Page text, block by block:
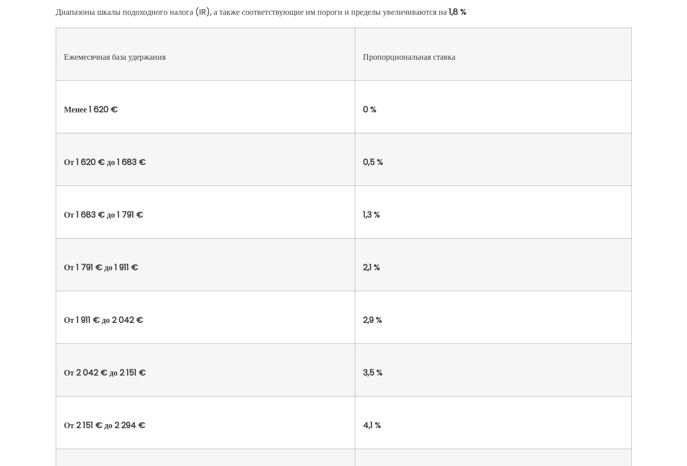
Диапазоны шкалы подоходного налога (IR), а также соответствующие им пороги и пределы увеличиваются на1,8 %
Ежемесячная база удержания Пропорциональная ставка
Менее 1 620 € 0 %
От 1 620 € до 1 683 € 0,5 %
От 1 683 € до 1 791 € 1,3 %
От 1 791 € до 1 911 € 2,1 %
От 1 911 € до 2 042 € 2,9 %
От 2 042 € до 2 151 € 3,5 %
От 2 151 € до 2 294 € 4,1 %